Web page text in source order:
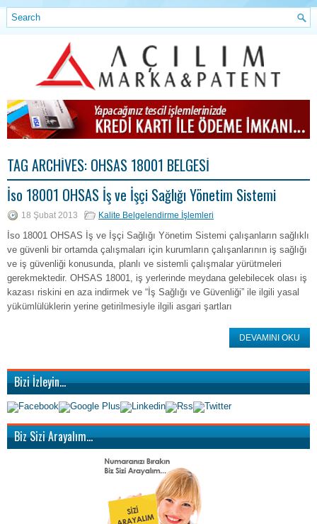
TAG ARCHIVES: OHSAS 18001 BELGESI
İso 18001 OHSAS İş ve İşçi Sağlığı Yönetim Sistemi
18 Şubat 2013 Kalite Belgelendirme İşlemleri
İso 18001 OHSAS İş ve İşçi Sağlığı Yönetim Sistemi çalışanların sağlıklı
ve güvenli bir ortamda çalışmaları için kurumların çalışanlarının iş sağlığı
ve iş güvenliği konusunda, planlı ve sistemli çalışmalar yürütmeleri
gerekmektedir. OHSAS 18001, iş yerlerinde meydana gelebilecek olası iş
kazası riskini en aza indirmek ve “İş Sağlığı ve Güvenliği” ile ilgili yasal
yükümlülüklerin yerine getirilmesiyle ilgili asgari şartları
DEVAMINI OKU
Bizi İzleyin…
Biz Sizi Arayalım…